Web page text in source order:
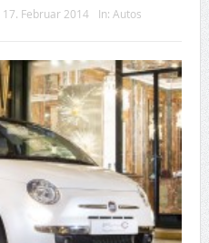
17. Februar 2014 In: Autos